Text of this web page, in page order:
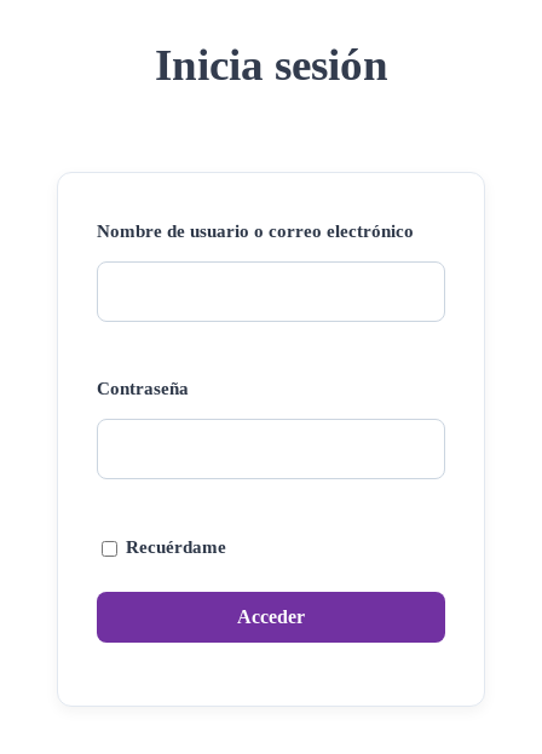
Inicia sesión
Nombre de usuario o correo electrónico
Contraseña
Recuérdame